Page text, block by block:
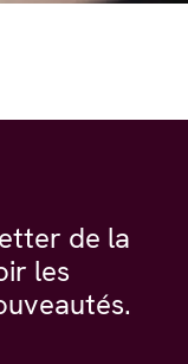
de la
les